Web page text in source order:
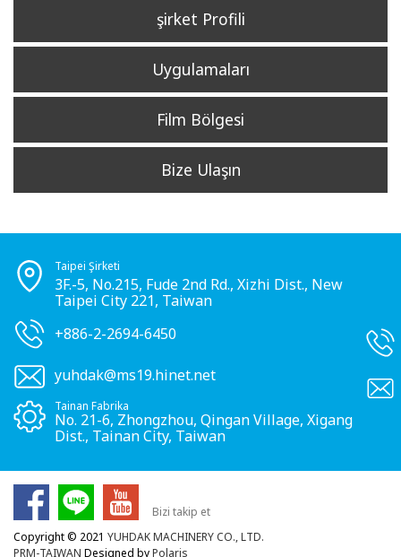
şirket Profili
Uygulamaları
Film Bölgesi
Bize Ulaşın
Taipei Şirketi
3F.-5, No.215, Fude 2nd Rd., Xizhi Dist., New
Taipei City 221, Taiwan
+886-2-2694-6450
yuhdak@ms19.hinet.net
Tainan Fabrika
No. 21-6, Zhongzhou, Qingan Village, Xigang
Dist., Tainan City, Taiwan
Bizi takip et
Copyright © 2021 YUHDAK MACHINERY CO., LTD.
PRM-TAIWAN Designed byPolaris